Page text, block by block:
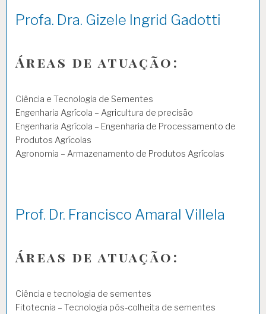
Profa. Dra. Gizele Ingrid Gadotti
Áreas de atuação:
Ciência e Tecnologia de Sementes
Engenharia Agrícola – Agricultura de precisão
Engenharia Agrícola – Engenharia de Processamento de
Produtos Agrícolas
Agronomia – Armazenamento de Produtos Agrícolas
Prof. Dr. Francisco Amaral Villela
Áreas de atuação:
Ciência e tecnologia de sementes
Fitotecnia – Tecnologia pós-colheita de sementes